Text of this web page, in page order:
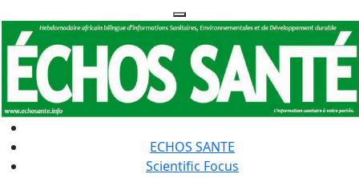
ECHOS SANTE
Scientific Focus